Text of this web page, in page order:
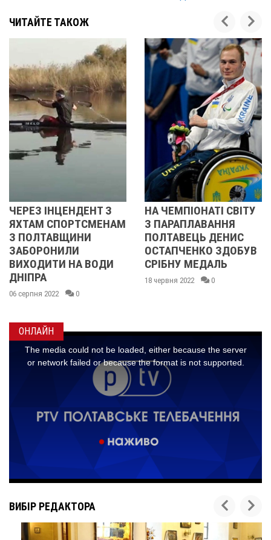
ЧИТАЙТЕ ТАКОЖ
З
ВОДИ
НА ЧЕМПІОНАТІ СВІТУ
З ПАРАПЛАВАННЯ
ПОЛТАВЕЦЬ ДЕНИС
ОСТАПЧЕНКО ЗДОБУВ
СРІБНУ МЕДАЛЬ
ВІРЧЕНКО
17 червня 2022
ОНЛАЙН
ВИБІР РЕДАКТОРА